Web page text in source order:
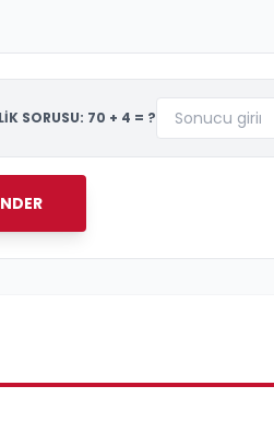
SORUSU: 70 + 4 = ?